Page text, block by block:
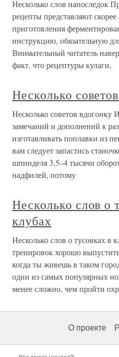
Несколько слов напоследок
рецепты представляют
приготовления
инструкцию, обязательную
Внимательный читатель
факт, что рецептуры кулаги,
Несколько
Несколько советов вдогонку
замечаний и дополнений к
изготавливать поплавки из
вам следует запастись
шпинделя 3,5–4 тысячи
надфилей, потому
Несколько слов о
клубах
Несколько слов о тусовках в
тренировок хорошо
когда ты живешь в таком
один из самых популярных
менее сложно, чем пройти
О проекте